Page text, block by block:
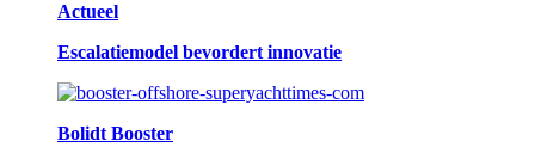
Actueel
Escalatiemodel bevordert innovatie
Bolidt Booster